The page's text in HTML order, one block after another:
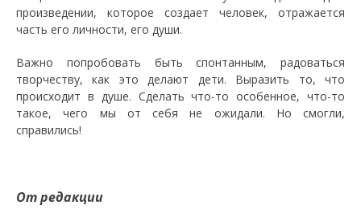
произведении, которое создает человек, отражается
часть его личности, его души.
Важно попробовать быть спонтанным, радоваться
творчеству, как это делают дети. Выразить то, что
происходит в душе. Сделать что-то особенное, что-то
такое, чего мы от себя не ожидали. Но смогли,
справились!
От редакции